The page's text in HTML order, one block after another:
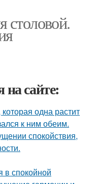
столовой.
на сайте:
одна растит
к ним обеим.
спокойствия,
в спокойной